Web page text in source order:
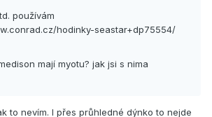
používám
hodinky-seastar+dp75554/
mají myotu? jak jsi s nima
to nevím. I přes průhledné dýnko to nejde